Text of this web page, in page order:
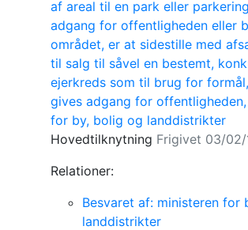
af areal til en park eller
adgang for offentligheden eller
området, er at sidestille med
til salg til såvel en bestemt,
ejerkreds som til brug for
gives adgang for
for by, bolig og landdistrikter
Hovedtilknytning Frigivet 03/02/
Relationer:
Besvaret af: ministeren for
landdistrikter